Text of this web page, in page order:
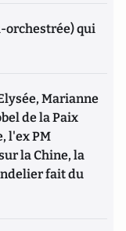
orchestrée) qui
Marianne
de la Paix
l'ex PM
la Chine, la
fait du